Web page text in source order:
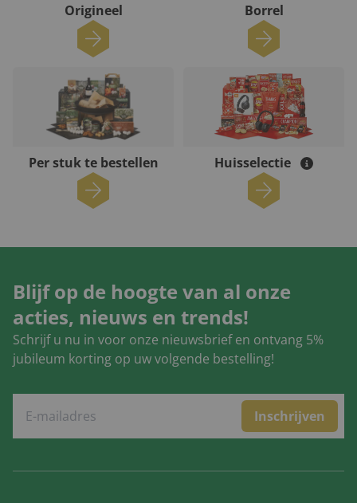
Origineel Borrel
Per stuk te bestellen Huisselectie
Blijf op de hoogte van al onze
acties, nieuws en trends!
Schrijf u nu in voor onze nieuwsbrief en ontvang 5%
jubileum korting op uw volgende bestelling!
Inschrijven